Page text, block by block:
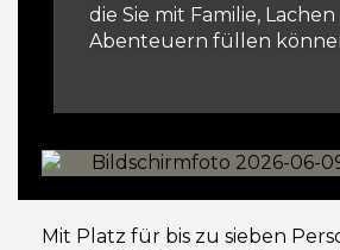
die Sie mit Familie,
Abenteuern füllen
Mit Platz für bis zu sieben